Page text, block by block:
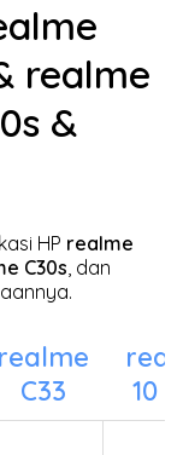
realme
&
HP realme
C30s, dan
realme
C33
10